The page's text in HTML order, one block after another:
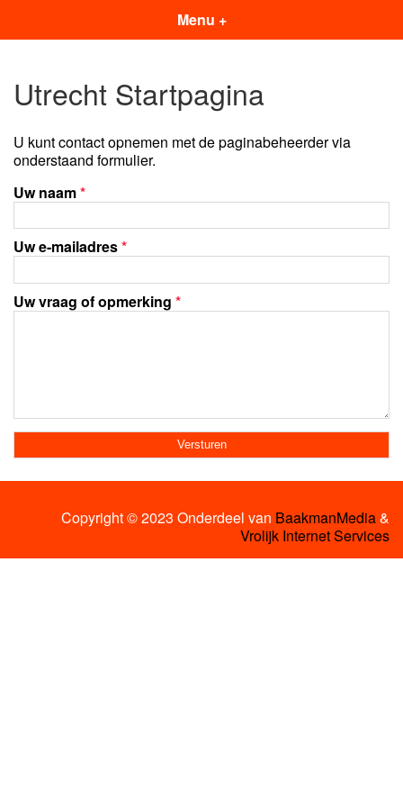
Menu +
Utrecht Startpagina
U kunt contact opnemen met de paginabeheerder via
onderstaand formulier.
Uw naam*
Uw e-mailadres*
Uw vraag of opmerking *
Copyright © 2023 Onderdeel van BaakmanMedia&
Vrolijk Internet Services